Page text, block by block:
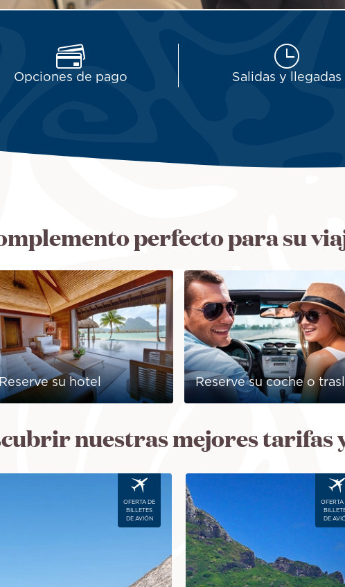
Opciones de pago Salidas y llegadas
perfecto para su
Reserve su hotel Reserve su coche o
nuestras mejores tarifas
OFERTA DE
BILLETES
DE AVIÓN
Image
OFERTA
DE